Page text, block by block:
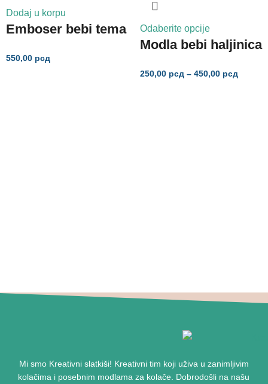
Dodaj u korpu
Emboser bebi tema
550,00 рсд
Odaberite opcije
Modla bebi haljinica
250,00 рсд – 450,00 рсд
Mi smo Kreativni slatkiši! Kreativni tim koji uživa u zanimljivim
kolačima i posebnim modlama za kolače. Dobrodošli na našu